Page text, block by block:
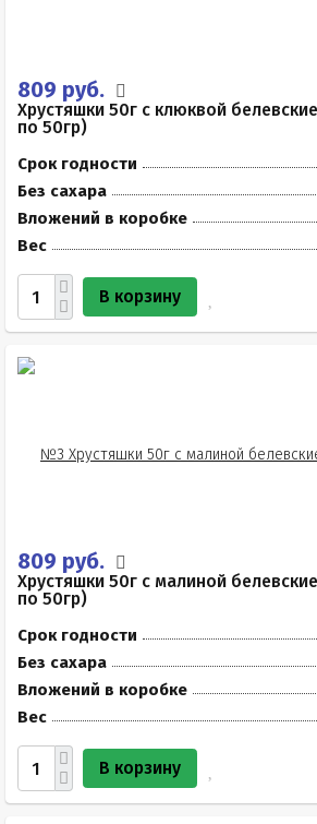
809 руб.
Хрустяшки 50г с клюквой
по 50гр)
Срок годности
Без сахара
Вложений в коробке
Вес
В корзину
809 руб.
Хрустяшки 50г с малиной
по 50гр)
Срок годности
Без сахара
Вложений в коробке
Вес
В корзину